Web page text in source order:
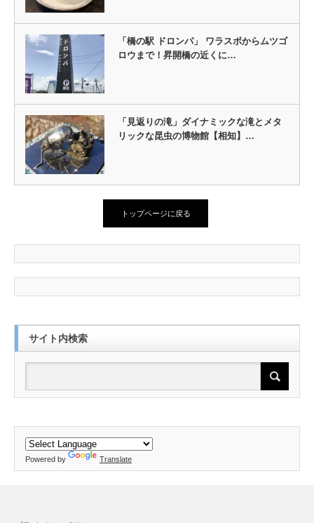
「橋の駅 ドロンパ」 ワラスボからムツゴ
ロウまで！昇開橋の近くに…
「見返りの滝」ダイナミックな滝とメタ
リックな昆虫の博物館【相知】…
トップページに戻る
サイト内検索
Powered by Translate